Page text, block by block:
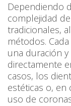
Dependiendo
complejidad
tradicionales,
métodos.
una duración
directamente
casos, los
estéticas o, en
uso de